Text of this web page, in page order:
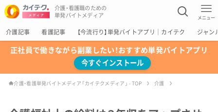
介護・看護職のための
単発バイトメディア
メニュー
介護記事 看護記事 【今流行り】単発バイトアプリ｜カイテク ジャン
正社員で働きながら副業したい！おすすめ単発バイトアプリ
今すぐインストール
介護・看護単発バイトメディア「カイテクメディア」 - TOP 介護